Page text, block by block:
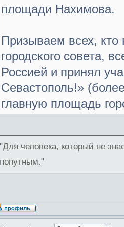
площади Нахимова.
Призываем всех, кто
городского совета,
Россией и принял
Севастополь!»
главную площадь
"Для человека, который не
попутным."